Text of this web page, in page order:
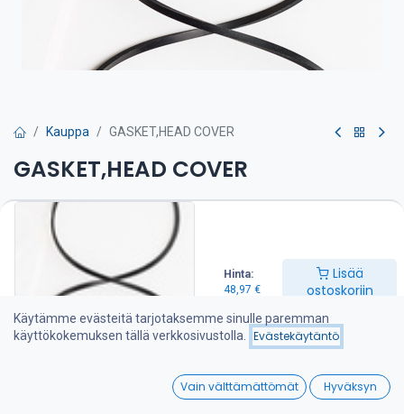
Hinta:
48,97 €
Lisää
ostoskoriin
Wishlist
Kauppa GASKET,HEAD COVER
GASKET,HEAD COVER
Venttiilivälykset on tarkistettava huolto-ohjeen mukaan
48,97€
Lisää ostoskoriin
Lisää toivelistalle
Käytämme evästeitä tarjotaksemme sinulle paremman
käyttökokemuksen tällä verkkosivustolla.
Evästekäytäntö
Vain välttämättömät Hyväksyn